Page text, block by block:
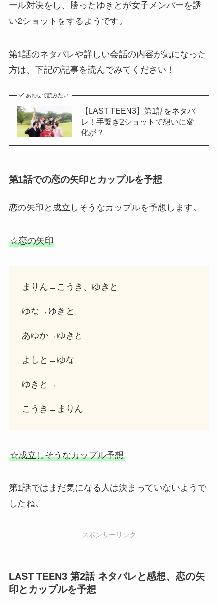
ール対決をし、勝ったゆきとが女子メンバーを誘
い2ショットをするようです。
第1話のネタバレや詳しい会話の内容が気になった
方は、下記の記事を読んでみてください！
あわせて読みたい
【LAST TEEN3】第1話をネタバ
レ！手繋ぎ2ショットで想いに変
化が？
第1話での恋の矢印とカップルを予想
恋の矢印と成立しそうなカップルを予想します。
☆恋の矢印
まりん→こうき、ゆきと
ゆな→ゆきと
あゆか→ゆきと
よしと→ゆな
ゆきと→
こうき→まりん
☆成立しそうなカップル予想
第1話ではまだ気になる人は決まっていないようで
したね。
スポンサーリンク
LAST TEEN3 第2話 ネタバレと感想、恋の矢
印とカップルを予想